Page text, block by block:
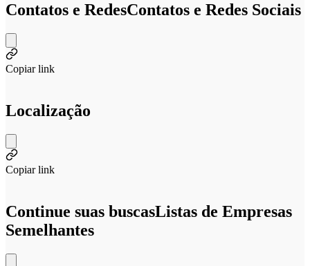
Contatos e RedesContatos e Redes Sociais
Copiar link
Localização
Copiar link
Continue suas buscasListas de Empresas
Semelhantes